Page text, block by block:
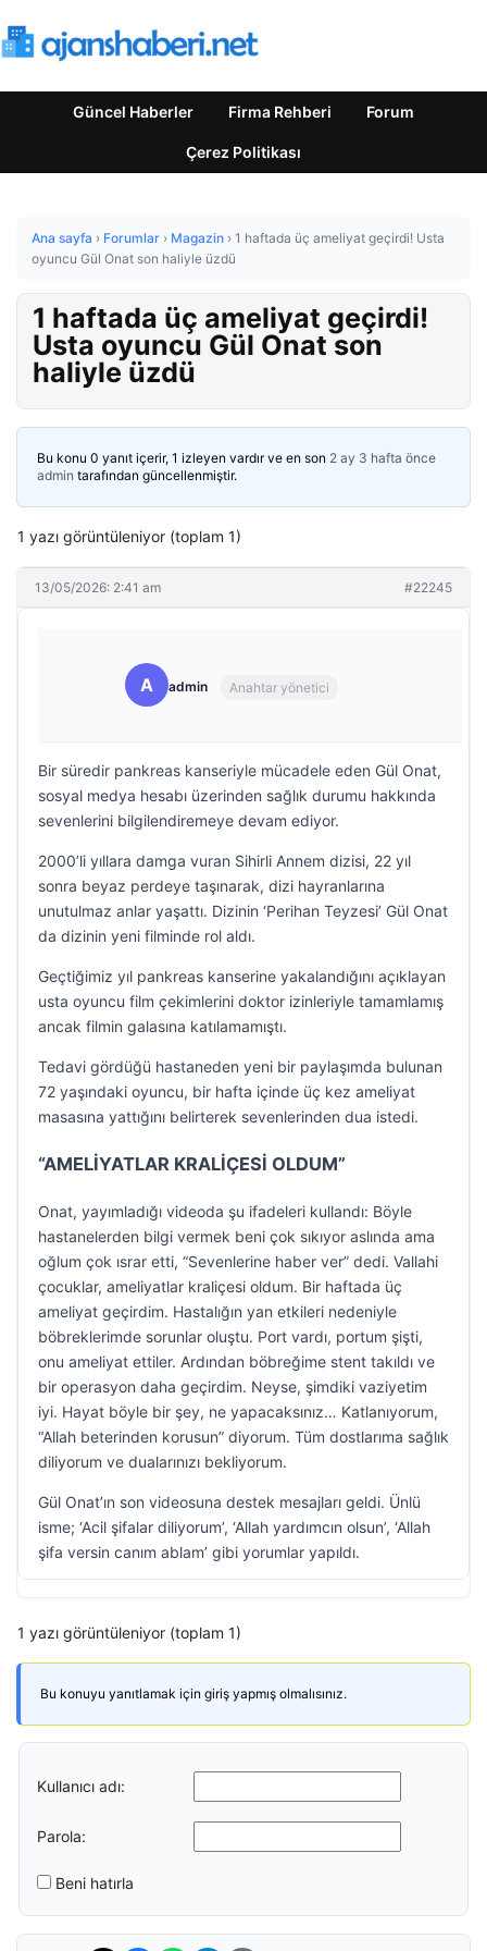
Güncel Haberler Firma Rehberi Forum
Çerez Politikası
Ana sayfa › Forumlar › Magazin › 1 haftada üç ameliyat geçirdi! Usta
oyuncu Gül Onat son haliyle üzdü
1 haftada üç ameliyat geçirdi!
Usta oyuncu Gül Onat son
haliyle üzdü
Bu konu 0 yanıt içerir, 1 izleyen vardır ve en son 2 ay 3 hafta önce
admin tarafından güncellenmiştir.
1 yazı görüntüleniyor (toplam 1)
13/05/2026: 2:41 am #22245
A admin Anahtar yönetici
Bir süredir pankreas kanseriyle mücadele eden Gül Onat,
sosyal medya hesabı üzerinden sağlık durumu hakkında
sevenlerini bilgilendiremeye devam ediyor.
2000’li yıllara damga vuran Sihirli Annem dizisi, 22 yıl
sonra beyaz perdeye taşınarak, dizi hayranlarına
unutulmaz anlar yaşattı. Dizinin ‘Perihan Teyzesi’ Gül Onat
da dizinin yeni filminde rol aldı.
Geçtiğimiz yıl pankreas kanserine yakalandığını açıklayan
usta oyuncu film çekimlerini doktor izinleriyle tamamlamış
ancak filmin galasına katılamamıştı.
Tedavi gördüğü hastaneden yeni bir paylaşımda bulunan
72 yaşındaki oyuncu, bir hafta içinde üç kez ameliyat
masasına yattığını belirterek sevenlerinden dua istedi.
“AMELİYATLAR KRALİÇESİ OLDUM”
Onat, yayımladığı videoda şu ifadeleri kullandı: Böyle
hastanelerden bilgi vermek beni çok sıkıyor aslında ama
oğlum çok ısrar etti, “Sevenlerine haber ver” dedi. Vallahi
çocuklar, ameliyatlar kraliçesi oldum. Bir haftada üç
ameliyat geçirdim. Hastalığın yan etkileri nedeniyle
böbreklerimde sorunlar oluştu. Port vardı, portum şişti,
onu ameliyat ettiler. Ardından böbreğime stent takıldı ve
bir operasyon daha geçirdim. Neyse, şimdiki vaziyetim
iyi. Hayat böyle bir şey, ne yapacaksınız… Katlanıyorum,
“Allah beterinden korusun” diyorum. Tüm dostlarıma sağlık
diliyorum ve dualarınızı bekliyorum.
Gül Onat’ın son videosuna destek mesajları geldi. Ünlü
isme; ‘Acil şifalar diliyorum’, ‘Allah yardımcın olsun’, ‘Allah
şifa versin canım ablam’ gibi yorumlar yapıldı.
1 yazı görüntüleniyor (toplam 1)
Bu konuyu yanıtlamak için giriş yapmış olmalısınız.
Kullanıcı adı:
Parola:
Beni hatırla